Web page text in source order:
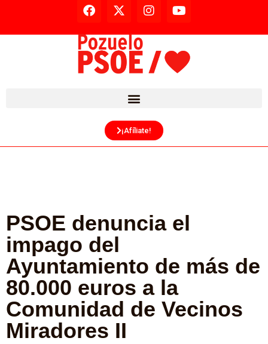
¡Afíliate!
PSOE denuncia el
impago del
Ayuntamiento de más de
80.000 euros a la
Comunidad de Vecinos
Miradores II